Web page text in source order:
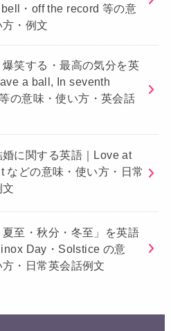
bell・off the record 等の意
・例文
笑する・最高の気分を英
a ball, In seventh
の意味・使い方・英会話
婚に関する英語｜Love at
などの意味・使い方・日常
夏至・秋分・冬至」を英語
Day・Solstice の意
・日常英会話例文